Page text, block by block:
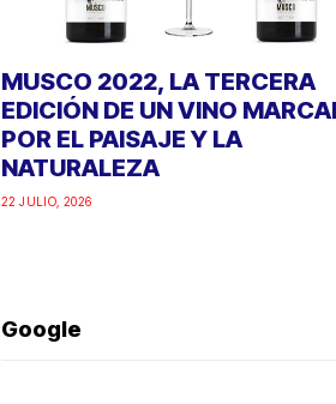
MUSCO 2022, LA TERCERA
EDICIÓN DE UN VINO
POR EL PAISAJE Y LA
NATURALEZA
22 JULIO, 2026
Google